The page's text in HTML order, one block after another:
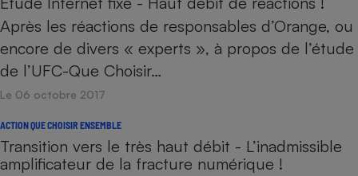
Après les réactions de responsables d’Orange, ou
encore de divers « experts », à propos de l’étude
de l’UFC-Que Choisir…
Le 06 octobre 2017
ACTION QUE CHOISIR ENSEMBLE
Transition vers le très haut débit - L’inadmissible
amplificateur de la fracture numérique !